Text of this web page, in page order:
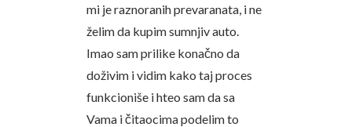
mi je raznoranih prevaranata, i ne
želim da kupim sumnjiv auto.
Imao sam prilike konačno da
doživim i vidim kako taj proces
funkcioniše i hteo sam da sa
Vama i čitaocima podelim to